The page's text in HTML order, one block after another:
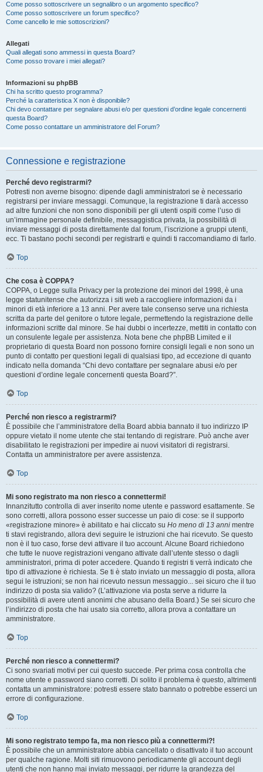
Come posso sottoscrivere un segnalibro o un argomento specifico?
Come posso sottoscrivere un forum specifico?
Come cancello le mie sottoscrizioni?
Allegati
Quali allegati sono ammessi in questa Board?
Come posso trovare i miei allegati?
Informazioni su phpBB
Chi ha scritto questo programma?
Perché la caratteristica X non è disponibile?
Chi devo contattare per segnalare abusi e/o per questioni d’ordine legale concernenti
questa Board?
Come posso contattare un amministratore del Forum?
Connessione e registrazione
Perché devo registrarmi?
Potresti non averne bisogno: dipende dagli amministratori se è necessario
registrarsi per inviare messaggi. Comunque, la registrazione ti darà accesso
ad altre funzioni che non sono disponibili per gli utenti ospiti come l’uso di
un’immagine personale definibile, messaggistica privata, la possibilità di
inviare messaggi di posta direttamente dal forum, l’iscrizione a gruppi utenti,
ecc. Ti bastano pochi secondi per registrarti e quindi ti raccomandiamo di farlo.
Top
Che cosa è COPPA?
COPPA, o Legge sulla Privacy per la protezione dei minori del 1998, è una
legge statunitense che autorizza i siti web a raccogliere informazioni da i
minori di età inferiore a 13 anni. Per avere tale consenso serve una richiesta
scritta da parte del genitore o tutore legale, permettendo la registrazione delle
informazioni scritte dal minore. Se hai dubbi o incertezze, mettiti in contatto con
un consulente legale per assistenza. Nota bene che phpBB Limited e il
proprietario di questa Board non possono fornire consigli legali e non sono un
punto di contatto per questioni legali di qualsiasi tipo, ad eccezione di quanto
indicato nella domanda “Chi devo contattare per segnalare abusi e/o per
questioni d’ordine legale concernenti questa Board?”.
Top
Perché non riesco a registrarmi?
È possibile che l’amministratore della Board abbia bannato il tuo indirizzo IP
oppure vietato il nome utente che stai tentando di registrare. Può anche aver
disabilitato le registrazioni per impedire ai nuovi visitatori di registrarsi.
Contatta un amministratore per avere assistenza.
Top
Mi sono registrato ma non riesco a connettermi!
Innanzitutto controlla di aver inserito nome utente e password esattamente. Se
sono corretti, allora possono esser successe un paio di cose: se il supporto
«registrazione minore» è abilitato e hai cliccato su Ho meno di 13 anni mentre
ti stavi registrando, allora devi seguire le istruzioni che hai ricevuto. Se questo
non è il tuo caso, forse devi attivare il tuo account. Alcune Board richiedono
che tutte le nuove registrazioni vengano attivate dall’utente stesso o dagli
amministratori, prima di poter accedere. Quando ti registri ti verrà indicato che
tipo di attivazione è richiesta. Se ti è stato inviato un messaggio di posta, allora
segui le istruzioni; se non hai ricevuto nessun messaggio... sei sicuro che il tuo
indirizzo di posta sia valido? (L’attivazione via posta serve a ridurre la
possibilità di avere utenti anonimi che abusano della Board.) Se sei sicuro che
l’indirizzo di posta che hai usato sia corretto, allora prova a contattare un
amministratore.
Top
Perché non riesco a connettermi?
Ci sono svariati motivi per cui questo succede. Per prima cosa controlla che
nome utente e password siano corretti. Di solito il problema è questo, altrimenti
contatta un amministratore: potresti essere stato bannato o potrebbe esserci un
errore di configurazione.
Top
Mi sono registrato tempo fa, ma non riesco più a connettermi?!
È possibile che un amministratore abbia cancellato o disattivato il tuo account
per qualche ragione. Molti siti rimuovono periodicamente gli account degli
utenti che non hanno mai inviato messaggi, per ridurre la grandezza del